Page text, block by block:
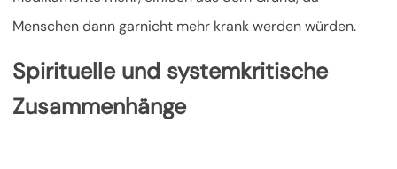
Menschen dann garnicht mehr krank werden würden.
Spirituelle und systemkritische
Zusammenhänge